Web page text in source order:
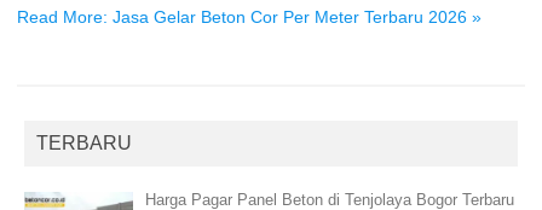
Read More: Jasa Gelar Beton Cor Per Meter Terbaru 2026 »
TERBARU
Harga Pagar Panel Beton di Tenjolaya Bogor Terbaru